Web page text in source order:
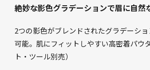
絶妙な影色グラデーションで眉に自然
2つの影色がブレンドされたグラデーシ
可能。肌にフィットしやすい高密着パウ
ト・ツール別売）